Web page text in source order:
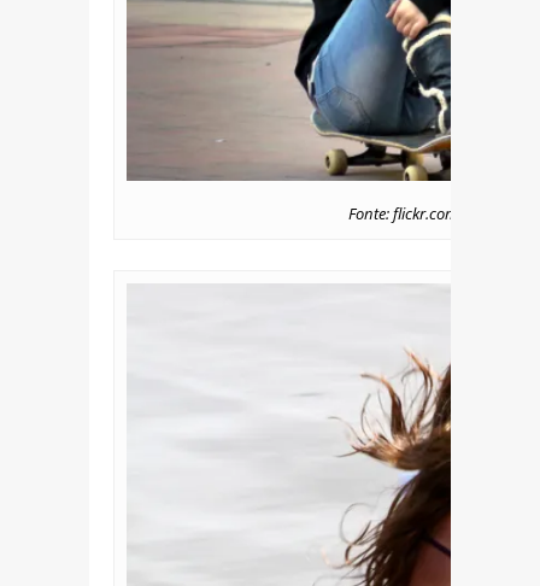
Fonte: flickr.com/photos/